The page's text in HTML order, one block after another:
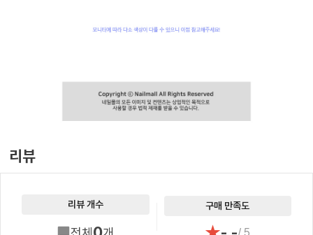
리뷰
리뷰 개수 구매 만족도